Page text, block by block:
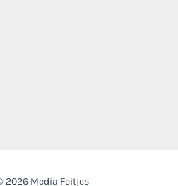
2026 Media Feitjes